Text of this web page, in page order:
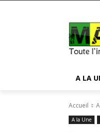
A LA
Accueil
A la Une